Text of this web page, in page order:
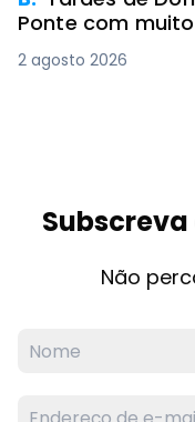
Ponte com
2 agosto 2026
Não